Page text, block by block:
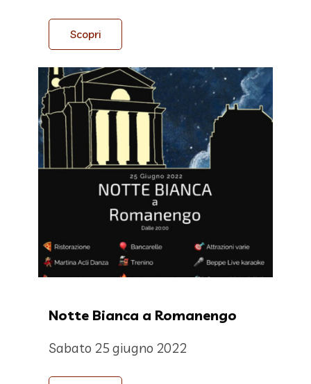
Scopri
Notte Bianca a Romanengo
Sabato 25 giugno 2022